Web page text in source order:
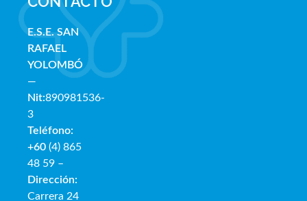
E.S.E. SAN
RAFAEL
YOLOMBÓ
—
Nit:890981536-
3
Teléfono:
+60 (4) 865
48 59 –
Dirección:
Carrera 24